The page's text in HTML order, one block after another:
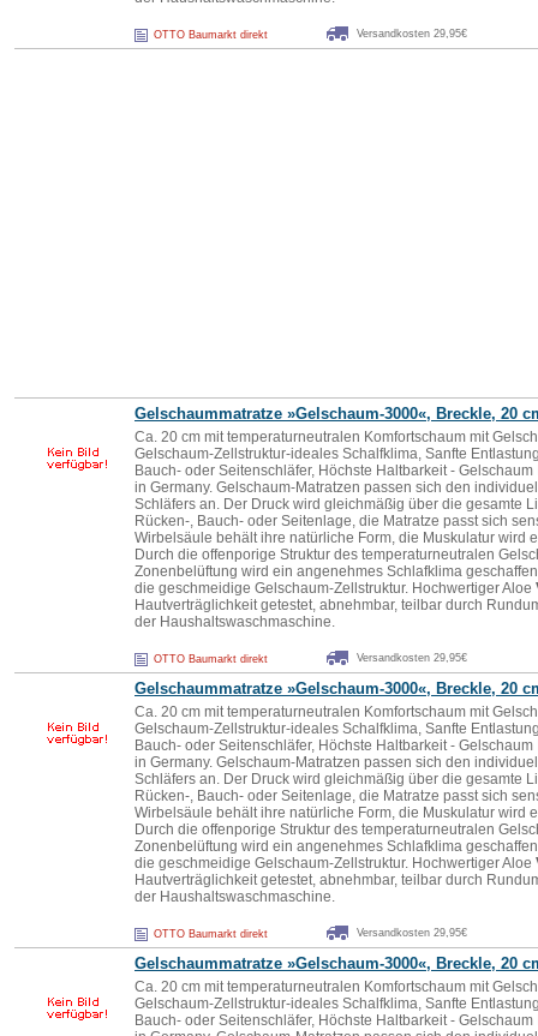
OTTO Baumarkt direkt Versandkosten 29,95€
Gelschaummatratze »Gelschaum-3000«, Breckle, 20
Ca. 20 cm mit temperaturneutralen Komfortschaum mit
Gelschaum-Zellstruktur-ideales Schalfklima, Sanfte
Bauch- oder Seitenschläfer, Höchste Haltbarkeit -
in Germany. Gelschaum-Matratzen passen sich den
Schläfers an. Der Druck wird gleichmäßig über die gesamte
Rücken-, Bauch- oder Seitenlage, die Matratze passt sich
Wirbelsäule behält ihre natürliche Form, die Muskulatur wird
Durch die offenporige Struktur des temperaturneutralen
Zonenbelüftung wird ein angenehmes Schlafklima
die geschmeidige Gelschaum-Zellstruktur. Hochwertiger Aloe
Hautverträglichkeit getestet, abnehmbar, teilbar durch
der Haushaltswaschmaschine.
OTTO Baumarkt direkt Versandkosten 29,95€
Gelschaummatratze »Gelschaum-3000«, Breckle, 20
Ca. 20 cm mit temperaturneutralen Komfortschaum mit
Gelschaum-Zellstruktur-ideales Schalfklima, Sanfte
Bauch- oder Seitenschläfer, Höchste Haltbarkeit -
in Germany. Gelschaum-Matratzen passen sich den
Schläfers an. Der Druck wird gleichmäßig über die gesamte
Rücken-, Bauch- oder Seitenlage, die Matratze passt sich
Wirbelsäule behält ihre natürliche Form, die Muskulatur wird
Durch die offenporige Struktur des temperaturneutralen
Zonenbelüftung wird ein angenehmes Schlafklima
die geschmeidige Gelschaum-Zellstruktur. Hochwertiger Aloe
Hautverträglichkeit getestet, abnehmbar, teilbar durch
der Haushaltswaschmaschine.
OTTO Baumarkt direkt Versandkosten 29,95€
Gelschaummatratze »Gelschaum-3000«, Breckle, 20
Ca. 20 cm mit temperaturneutralen Komfortschaum mit
Gelschaum-Zellstruktur-ideales Schalfklima, Sanfte
Bauch- oder Seitenschläfer, Höchste Haltbarkeit -